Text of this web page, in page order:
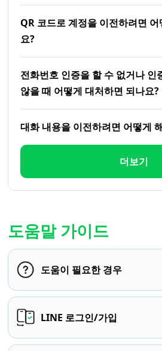
QR 코드로 계정을 이전하려면
요?
전화번호 인증을 할 수 없거나 인
않을 때 어떻게 대처하면 되나요?
대화 내용을 이전하려면 어떻게
더보기
도움말 가이드
도움이 필요한 경우
LINE 로그인/가입